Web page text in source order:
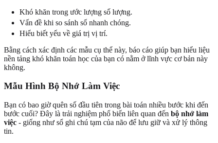
Khó khăn trong ước lượng số lượng.
Vấn đề khi so sánh số nhanh chóng.
Hiểu biết yếu về giá trị vị trí.
Bằng cách xác định các mẫu cụ thể này, báo cáo giúp bạn hiểu liệu
nền tảng khó khăn toán học của bạn có nằm ở lĩnh vực cơ bản này
không.
Mẫu Hình Bộ Nhớ Làm Việc
Bạn có bao giờ quên số đầu tiên trong bài toán nhiều bước khi đến
bước cuối? Đây là trải nghiệm phổ biến liên quan đến bộ nhớ làm
việc - giống như sổ ghi chú tạm của não để lưu giữ và xử lý thông
tin.